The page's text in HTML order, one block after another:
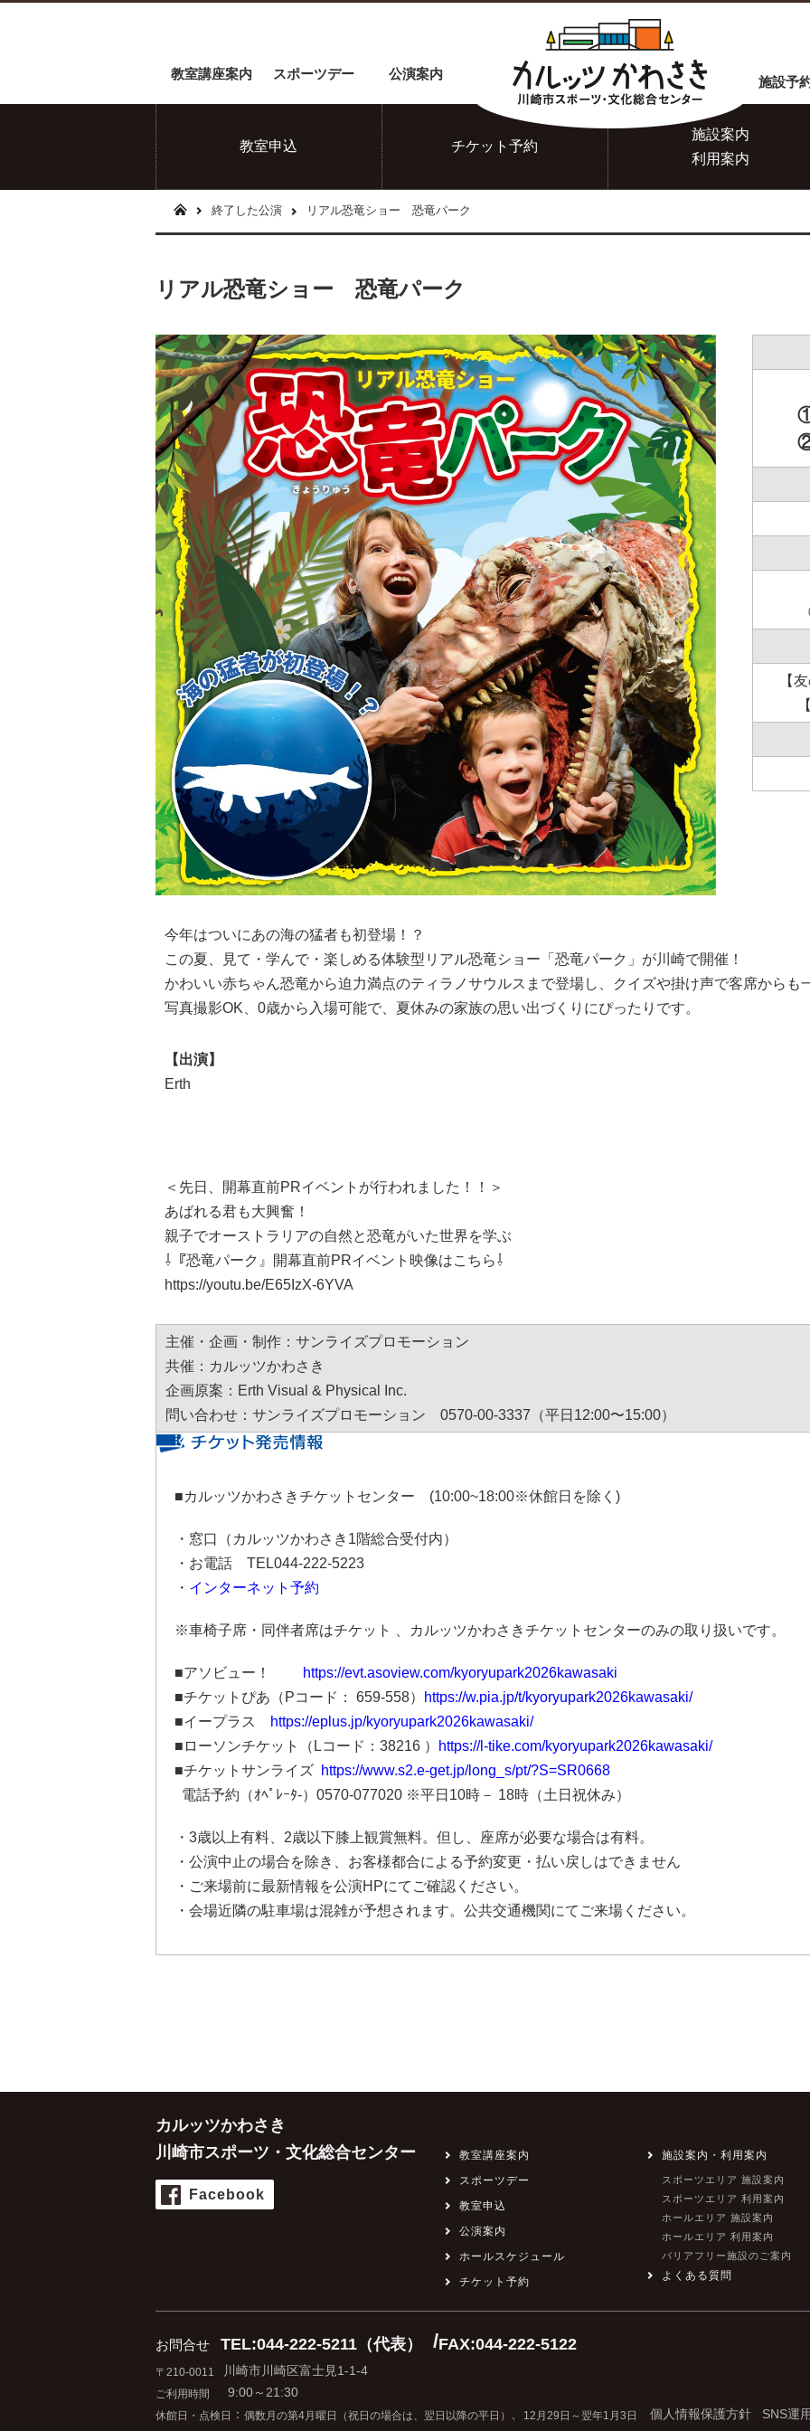
教室講座案内 スポーツデー 公演案内
施設予
教室申込 チケット 予約
施設案内
利用案内
終了した公演 リアル恐竜ショー 恐竜パーク
リアル恐竜ショー 恐竜パーク
【
今年はついにあの海の猛者も初登場！？
この夏、見て・学んで・楽しめる体験型リアル恐竜ショー「恐竜パーク」が川崎で開催！
かわいい赤ちゃん恐竜から迫力満点のティラノサウルスまで登場し、クイズや掛け声で客席からも
写真撮影OK 0歳から入場可能で、夏休みの家族の思い出づくりにぴったりです。
【出演】
Erth
＜先日、開幕直前PRイベントが行われました！！＞
あばれる君も大興奮！
親子でオーストラリアの自然と恐竜がいた世界を学ぶ
⇩『恐竜パーク』開幕直前PRイベント映像はこちら⇩
https://youtu.be/E65IzX-6YVA
主催・企画・制作：サンライズプロモーション
共催：カルッツかわさき
企画原案：Erth Visual & Physical Inc.
問い合わせ：サンライズプロモーション 0570-00-3337（平日12:00〜15:00）
■カルッツかわさきチケットセンター (10:00~18:00※休館日を除く)
・窓口（カルッツかわさき1階総合受付内）
・お電話 TEL044-222-5223
・ インターネット予約
※車椅子席・同伴者席はチケット 、カルッツかわさきチケットセンターのみの取り扱いです。
■アソビュー！
https://evt.asoview.com/kyoryupark2026kawasaki
■チケットぴあ（Pコード： 659-558）
https://w.pia.jp/t/kyoryupark2026kawasaki/
■イープラス
https://eplus.jp/kyoryupark2026kawasaki/
■ローソンチケット（Lコード：38216 ）
https://l-tike.com/kyoryupark2026kawasaki/
■チケットサンライズ https://www.s2.e-get.jp/long_s/pt/?S=SR0668
電話予約（ｵﾍﾟﾚｰﾀ-）0570-077020 ※平日10時－ 18時（土日祝休み）
・3歳以上有料、2歳以下膝上観賞無料。但し、座席が必要な場合は有料。
・公演中止の場合を除き、お客様都合による予約変更・払い戻しはできません
・ご来場前に最新情報を公演HPにてご確認ください。
・会場近隣の駐車場は混雑が予想されます。公共交通機関にてご来場ください。
カルッツかわさき
川崎市スポーツ・文化総合センター
Facebook
教室講座案内
スポーツデー
教室申込
公演案内
ホールスケジュール
チケット予約
施設案内・利用案内
スポーツエリア 施設案内
スポーツエリア 利用案内
ホールエリア 施設案内
ホールエリア 利用案内
バリアフリー施設のご案内
よくある質問
お問合せ TEL:044-222-5211（代表） /FAX:044-222-5122
〒210-0011 川崎市川崎区富士見1-1-4
ご利用時間 9:00～21:30
休館日・点検日 ： 偶数月の第4月曜日 （祝日の場合は、翌日以降の平日） 12月29日～翌年1月3日 個人情報保護方針 SNS運